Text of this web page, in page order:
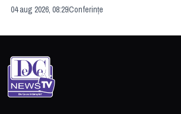
04 aug 2026, 08:29Conferințe